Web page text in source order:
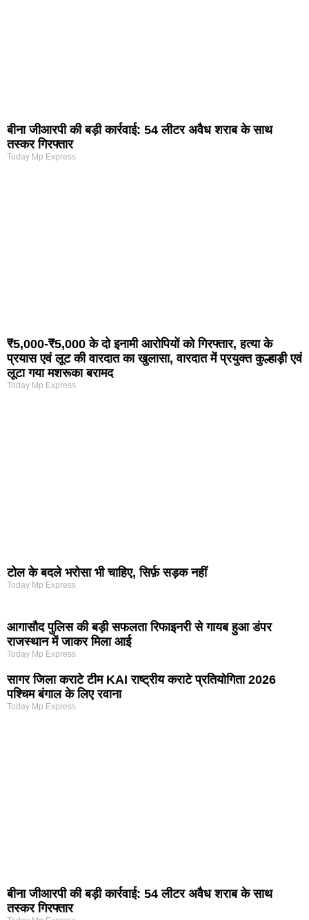
बीना जीआरपी की बड़ी कार्रवाई: 54 लीटर अवैध शराब के साथ
तस्कर गिरफ्तार
Today Mp Express
₹5,000-₹5,000 के दो इनामी आरोपियों को गिरफ्तार, हत्या के
प्रयास एवं लूट की वारदात का खुलासा, वारदात में प्रयुक्त कुल्हाड़ी एवं
लूटा गया मशरूका बरामद
Today Mp Express
टोल के बदले भरोसा भी चाहिए, सिर्फ़ सड़क नहीं
Today Mp Express
आगासौद पुलिस की बड़ी सफलता रिफाइनरी से गायब हुआ डंपर
राजस्थान में जाकर मिला आई
Today Mp Express
सागर जिला कराटे टीम KAI राष्ट्रीय कराटे प्रतियोगिता 2026
पश्चिम बंगाल के लिए रवाना
Today Mp Express
बीना जीआरपी की बड़ी कार्रवाई: 54 लीटर अवैध शराब के साथ
तस्कर गिरफ्तार